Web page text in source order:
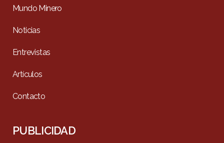
Mundo Minero
Noticias
Entrevistas
Artículos
Contacto
PUBLICIDAD